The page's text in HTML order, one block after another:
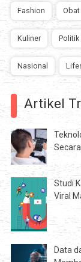
Fashion Obat
Kuliner Politik
Nasional
Artikel
Studi
Viral
Data